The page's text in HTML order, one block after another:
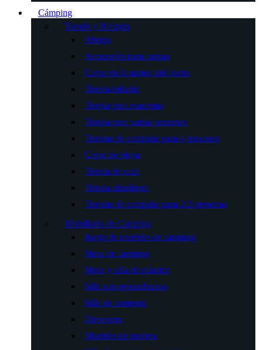
Cámping
Tienda y Refugio
Abrigo
Accesorios para carpas
Carpa en la azotea del coche
Tienda inflable
Tienda para mascotas
Tienda para varias personas
Tiendas de campaña para 4 personas
Carpa de playa
Tienda de caza
Tienda ultraligera
Tiendas de campaña para 2-3 personas
Mobiliario de Camping
Juego de muebles de camping
Mesa de camping
Mesa y silla de plástico
Silla con reposabrazos
Silla de camping
Directores
Muebles de madera